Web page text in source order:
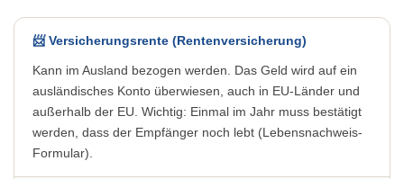
📨 Versicherungsrente (Rentenversicherung)
Kann im Ausland bezogen werden. Das Geld wird auf ein
ausländisches Konto überwiesen, auch in EU-Länder und
außerhalb der EU. Wichtig: Einmal im Jahr muss bestätigt
werden, dass der Empfänger noch lebt (Lebensnachweis-
Formular).